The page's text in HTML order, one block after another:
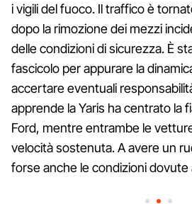
i vigili del fuoco. Il traffico è
dopo la rimozione dei mezzi
delle condizioni di sicurezza. È
fascicolo per appurare la
accertare eventuali
apprende la Yaris ha centrato la
Ford, mentre entrambe le
velocità sostenuta. A avere un
forse anche le condizioni dovute